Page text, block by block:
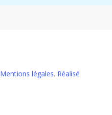
Mentions légales. Réalisé